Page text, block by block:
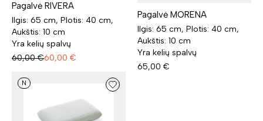
Pagalvė RIVERA
Ilgis: 65 cm, Plotis: 40 cm,
Aukštis: 10 cm
Yra kelių spalvų
60,00 €60,00 €
Pagalvė MORENA
Ilgis: 65 cm, Plotis: 40 cm,
Aukštis: 10 cm
Yra kelių spalvų
65,00 €
N